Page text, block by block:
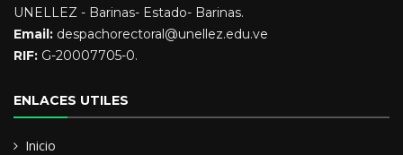
UNELLEZ - Barinas- Estado- Barinas.
Email: despachorectoral@unellez.edu.ve
RIF: G-20007705-0.
ENLACES UTILES
Inicio